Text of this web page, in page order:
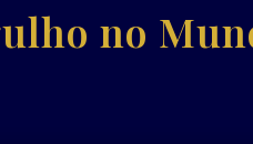
no